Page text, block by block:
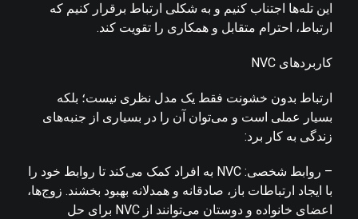
این تله‌ها اجتناب کنیم و به شکلی ارتباط برقرار کنیم که
ارتباط، احترام متقابل و همکاری را تقویت کند.
کاربردهای NVC
ارتباط بدون خشونت فقط یک مدل نظری نیست؛ بلکه
بسیار عملی است و می‌توان آن را در بسیاری از جنبه‌های
زندگی به کار برد:
– روابط شخصی: NVC به افراد کمک می‌کند تا روابط خود را
با ایجاد ارتباطات باز، صادقانه و همدلانه بهبود بخشند. زوج‌ها،
اعضای خانواده و دوستان می‌توانند از NVC برای حل